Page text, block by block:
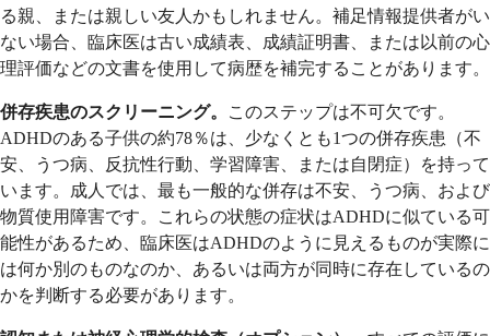
る親、または親しい友人かもしれません。補足情報提供者がい
ない場合、臨床医は古い成績表、成績証明書、または以前の心
理評価などの文書を使用して病歴を補完することがあります。
併存疾患のスクリーニング。
このステップは不可欠です。
ADHDのある子供の約78％は、少なくとも1つの併存疾患（不
安、うつ病、反抗性行動、学習障害、または自閉症）を持って
います。成人では、最も一般的な併存は不安、うつ病、および
物質使用障害です。これらの状態の症状はADHDに似ている可
能性があるため、臨床医はADHDのように見えるものが実際に
は何か別のものなのか、あるいは両方が同時に存在しているの
かを判断する必要があります。